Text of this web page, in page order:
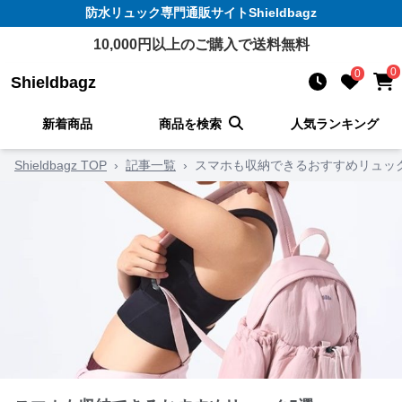
防水リュック専門通販サイトShieldbagz
10,000円以上のご購入で送料無料
Shieldbagz 0 0
新着商品 商品を検索 人気ランキング
Shieldbagz TOP › 記事一覧 › スマホも収納できるおすすめリュッ